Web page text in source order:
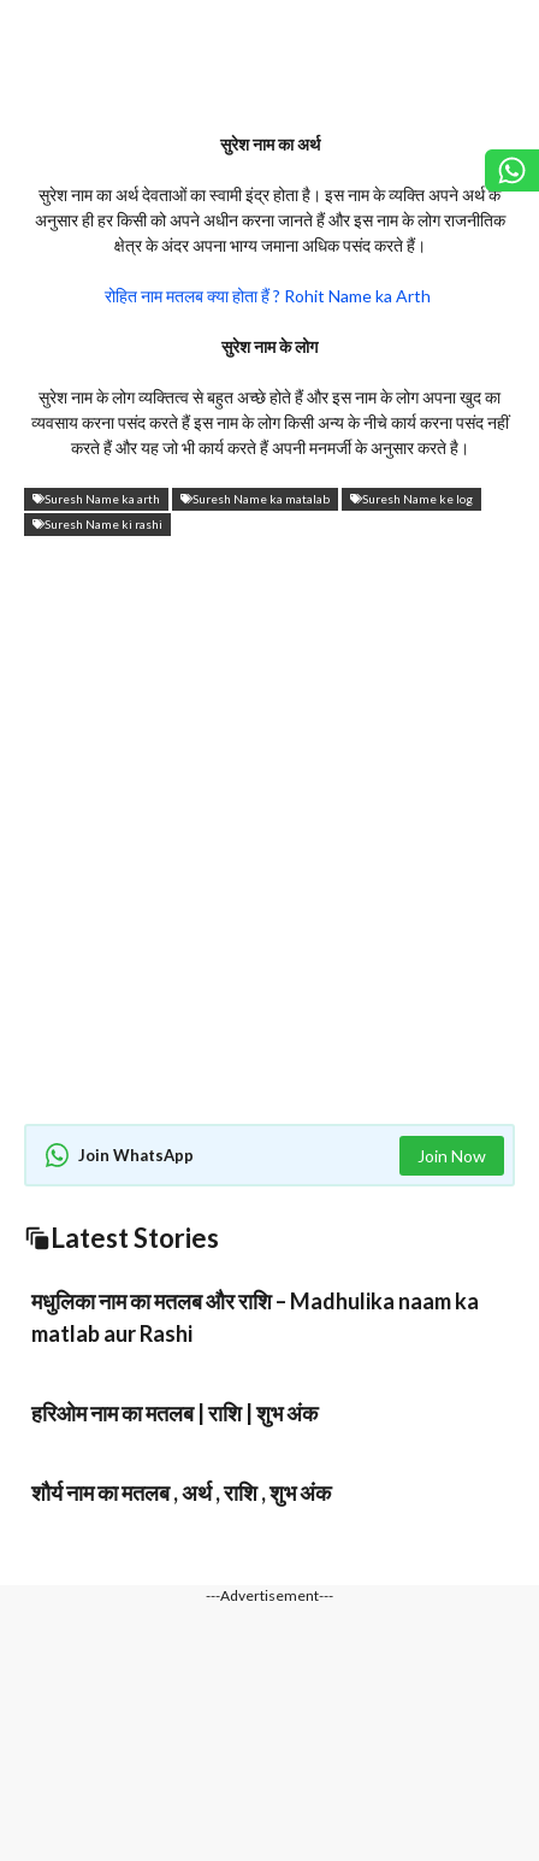
सुरेश नाम का अर्थ
सुरेश नाम का अर्थ देवताओं का स्वामी इंद्र होता है। इस नाम के व्यक्ति अपने अर्थ के
अनुसार ही हर किसी को अपने अधीन करना जानते हैं और इस नाम के लोग राजनीतिक
क्षेत्र के अंदर अपना भाग्य जमाना अधिक पसंद करते हैं।
रोहित नाम मतलब क्या होता हैं ? Rohit Name ka Arth
सुरेश नाम के लोग
सुरेश नाम के लोग व्यक्तित्व से बहुत अच्छे होते हैं और इस नाम के लोग अपना खुद का
व्यवसाय करना पसंद करते हैं इस नाम के लोग किसी अन्य के नीचे कार्य करना पसंद नहीं
करते हैं और यह जो भी कार्य करते हैं अपनी मनमर्जी के अनुसार करते है।
Suresh Name ka arth Suresh Name ka matalab
Suresh Name ke log
Suresh Name ki rashi
Join WhatsApp Join Now
Latest Stories
मधुलिका नाम का मतलब और राशि – Madhulika naam ka
matlab aur Rashi
हरिओम नाम का मतलब | राशि | शुभ अंक
शौर्य नाम का मतलब , अर्थ , राशि , शुभ अंक
---Advertisement---